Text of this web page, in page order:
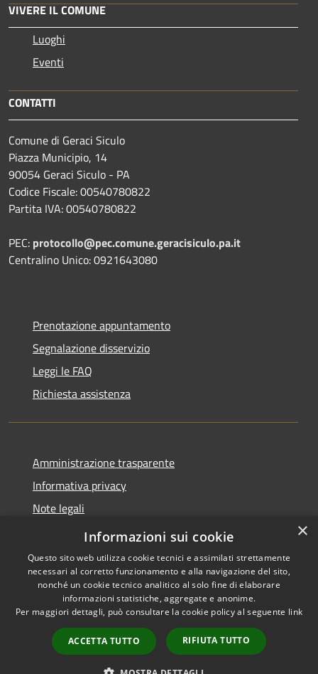
VIVERE IL COMUNE
Luoghi
Eventi
CONTATTI
Comune di Geraci Siculo
Piazza Municipio, 14
90054 Geraci Siculo - PA
Codice Fiscale: 00540780822
Partita IVA: 00540780822
PEC: protocollo@pec.comune.geracisiculo.pa.it
Centralino Unico: 0921643080
Prenotazione appuntamento
Segnalazione disservizio
Leggi le FAQ
Richiesta assistenza
Amministrazione trasparente
Informativa privacy
Note legali
Dichiarazione di accessibilità
Accessibilità
Copyright © 2026 • Comune di
Geraci Siculo • Powered by
Municipium•
Accesso
redazione
×
Informazioni sui cookie
Questo sito web utilizza cookie tecnici e assimilati strettamente
necessari al corretto funzionamento e alla navigazione del sito,
nonché un cookie tecnico analitico al solo fine di elaborare
informazioni statistiche, aggregate e anonime.
Per maggiori dettagli, può consultare la cookie policy al seguente link
ACCETTA TUTTO RIFIUTA TUTTO